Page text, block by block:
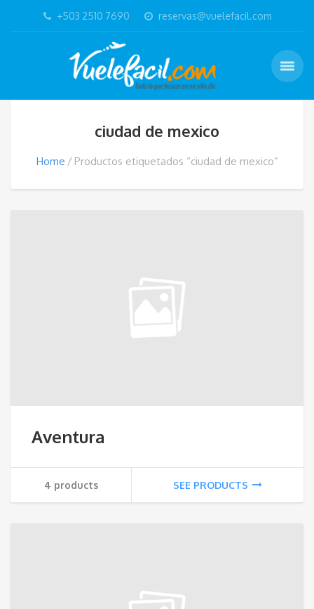
+503 2510 7690 reservas@vuelefacil.com
ciudad de mexico
Home Productos etiquetados “ciudad de mexico”
Aventura
4 products SEE PRODUCTS